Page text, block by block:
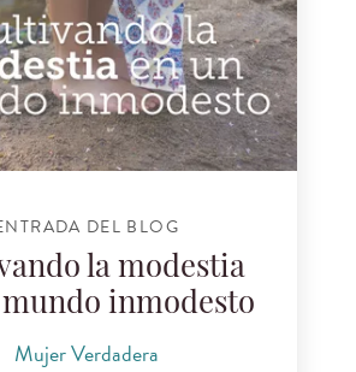
DEL BLOG
la modestia
inmodesto
Mujer Verdadera